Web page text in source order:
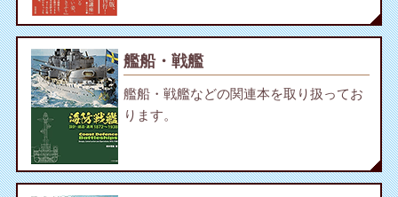
艦船・戦艦
艦船・戦艦などの関連本を取り扱ってお
ります。